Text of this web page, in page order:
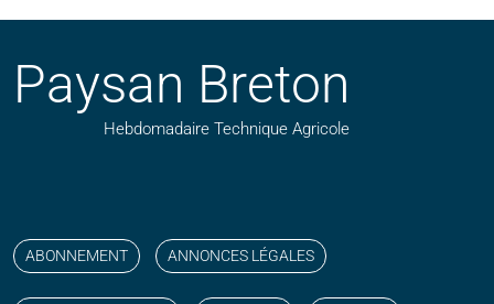
Paysan Breton
Hebdomadaire Technique Agricole
ABONNEMENT ANNONCES LÉGALES